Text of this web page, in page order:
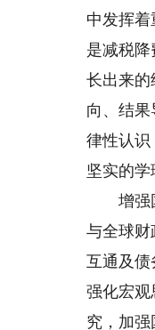
中发挥
是减税
长出来的
向、结
律性认识
坚实的学
增强国
与全球财
互通及债
强化宏观
究，加